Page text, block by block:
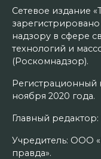
Сетевое издание
надзору в сфере
технологий и
(Роскомнадзор).
ноября 2020 года.
Главный редактор:
Учредитель: ООО
правда».